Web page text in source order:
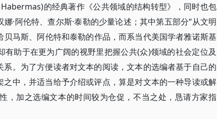
的经典著作《公共领域的结构转型》，同时也包
·阿伦特、查尔斯·泰勒的少量论述；其中第五部分“从文明
马斯、阿伦特和泰勒的作品，而系当代美国学者雅诺斯基
助于在更为广阔的视野里把握公共(众)领域的社会定位及
。为了方便读者对文本的阅读，文本的选编者基于自己的
中，并适当给予介绍或评点，算是对文本的一种导读或解
，加之选编文本的时间较为仓促，不当之处，恳请方家指